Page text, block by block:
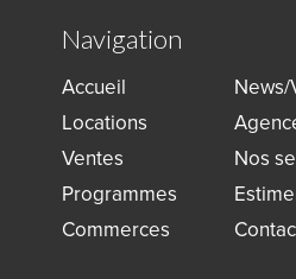
Navigation
Accueil
Locations
Ventes
Programmes
Commerces
Nos